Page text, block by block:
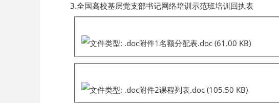
3.全国高校基层党支部书记网络培训示范班培训回执表
附件1名额分配表.doc(61.00 KB)
附件2课程列表.doc(105.50 KB)